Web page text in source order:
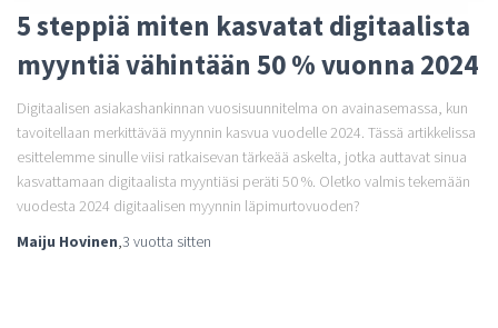
5 steppiä miten kasvatat digitaalista
myyntiä vähintään 50 % vuonna 2024
Digitaalisen asiakashankinnan vuosisuunnitelma on avainasemassa, kun
tavoitellaan merkittävää myynnin kasvua vuodelle 2024. Tässä artikkelissa
esittelemme sinulle viisi ratkaisevan tärkeää askelta, jotka auttavat sinua
kasvattamaan digitaalista myyntiäsi peräti 50 %. Oletko valmis tekemään
vuodesta 2024 digitaalisen myynnin läpimurtovuoden?
Maiju Hovinen,3 vuotta sitten